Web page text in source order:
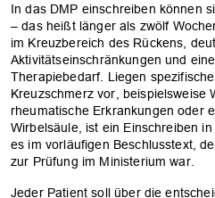
In das DMP einschreiben können
– das heißt länger als zwölf
im Kreuzbereich des Rückens,
Aktivitätseinschränkungen und
Therapiebedarf. Liegen
Kreuzschmerz vor, beispielsweise
rheumatische Erkrankungen oder
Wirbelsäule, ist ein Einschreiben
es im vorläufigen Beschlusstext,
zur Prüfung im Ministerium war.
Jeder Patient soll über die